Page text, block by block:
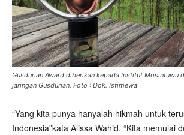
Gusdurian Award diberikan kepada Institut Mosintuwu
jaringan Gusdurian. Foto : Dok. Istimewa
“Yang kita punya hanyalah hikmah untuk
Indonesia”kata Alissa Wahid. “Kita memulai